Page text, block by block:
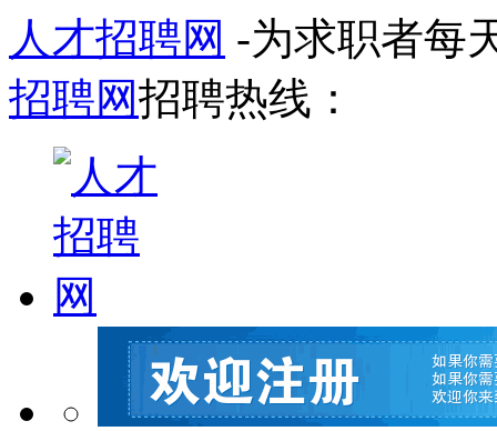
人才招聘网 -为求职者每
招聘网招聘热线：